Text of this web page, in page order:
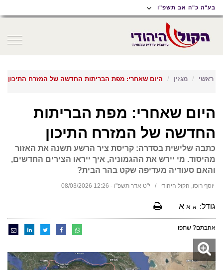
תפריט
נגישות
תפריט
ראשי
תוכן
ראשי
בע"ה כ"ה אב תשפ"ו
ראשי מגזין היום שאחרי: מפת הבריתות החדשה של המזרח התיכון
היום שאחרי: מפת הבריתות
החדשה של המזרח התיכון
כתבה שלישית בסדרה: קריסת ציר הרשע תשנה את האזור
מהיסוד. מי יירש את ההגמוניה, איך ייראו הצירים החדשים,
והאם סעודיה מעדיפה שקט בהר הבית?
יוסף רוסו, הקול היהודי י"ט אדר תשפ"ו - 12:26 08/03/2026
גודל: א א א
אהבתם? שתפו